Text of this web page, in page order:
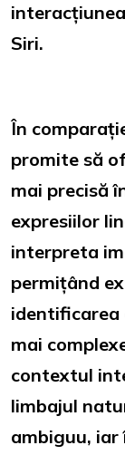
Siri.
În
promite să
mai precisă
expresiilor
interpreta
permițând
identificarea
mai
contextul
limbajul
ambiguu,